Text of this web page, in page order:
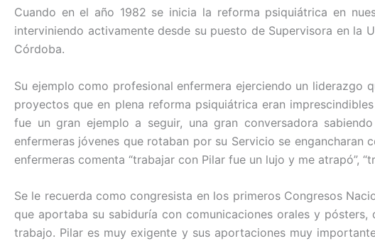
Cuando en el año 1982 se inicia la reforma psiquiátrica en
interviniendo activamente desde su puesto de Supervisora en la
Córdoba.
Su ejemplo como profesional enfermera ejerciendo un liderazgo
proyectos que en plena reforma psiquiátrica eran
fue un gran ejemplo a seguir, una gran conversadora
enfermeras jóvenes que rotaban por su Servicio se
enfermeras comenta “trabajar con Pilar fue un lujo y me atrapó”,
Se le recuerda como congresista en los primeros Congresos
que aportaba su sabiduría con comunicaciones orales y
trabajo. Pilar es muy exigente y sus aportaciones muy